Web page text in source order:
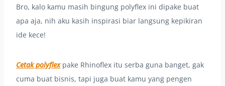
Bro, kalo kamu masih bingung polyflex ini dipake buat
apa aja, nih aku kasih inspirasi biar langsung kepikiran
ide kece!
Cetak polyflexpake Rhinoflex itu serba guna banget, gak
cuma buat bisnis, tapi juga buat kamu yang pengen